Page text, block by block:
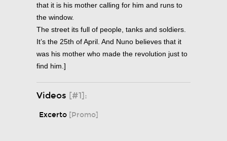
that it is his mother calling for him and runs to
the window.
The street its full of people, tanks and soldiers.
It’s the 25th of April. And Nuno believes that it
was his mother who made the revolution just to
find him.]
Videos [#1]:
Excerto [Promo]